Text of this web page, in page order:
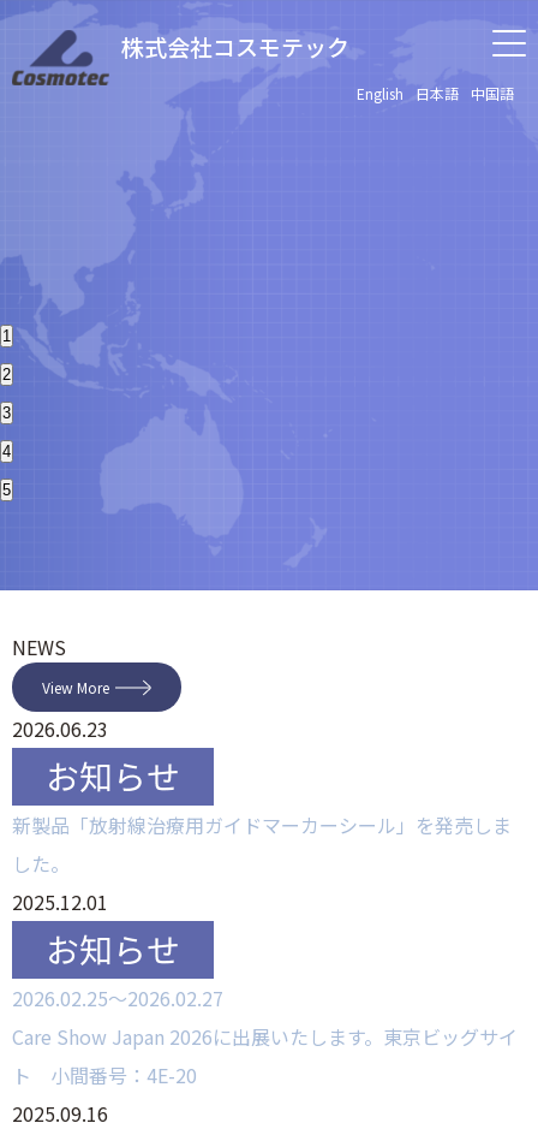
株式会社コスモテック
English 日本語 中国語
1
2
3
4
5
NEWS
View More
2026.06.23
新製品「放射線治療用ガイドマーカーシール」を発売しま
した。
2025.12.01
2026.02.25～2026.02.27
Care Show Japan 2026に出展いたします。東京ビッグサイ
ト 小間番号：4E-20
2025.09.16